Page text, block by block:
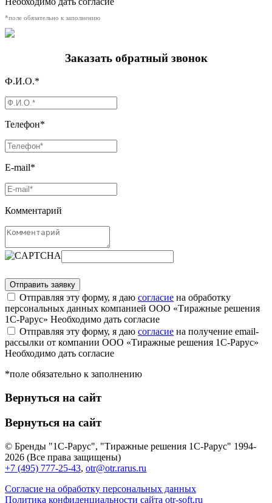
*поле обязательно к заполнению
Заказать обратный звонок
Ф.И.О.*
Телефон*
E-mail*
Комментарий
Отправляя эту форму, я даю согласие на обработку
персональных данных компанией ООО «Тиражные решения
1С-Рарус» Необходимо дать согласие
Отправляя эту форму, я даю согласие на получение email-
рассылки от компании ООО «Тиражные решения 1С-Рарус»
Необходимо дать согласие
*поле обязательно к заполнению
Вернуться на сайт
Вернуться на сайт
© Бренды "1С-Рарус", "Тиражные решения 1С-Рарус" 1994-
2026 (Все права защищены)
+7 (495) 777-25-43, otr@otr.rarus.ru
Согласие на обработку персональных данных
Политика конфиденциальности сайта otr-soft.ru